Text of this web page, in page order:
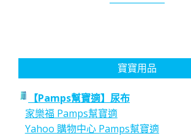
寶寶用品
【Pamps幫寶適】尿布
家樂福 Pamps幫寶適
Yahoo 購物中心 Pamps幫寶適